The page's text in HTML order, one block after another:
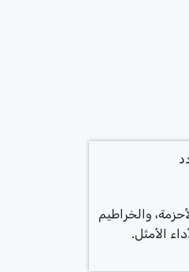
والخراطيم
الأمثل.